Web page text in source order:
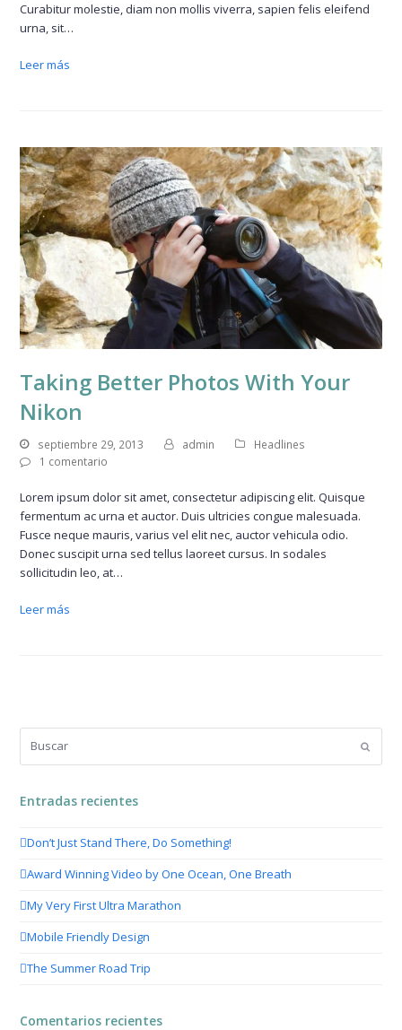
Curabitur molestie, diam non mollis viverra, sapien felis eleifend
urna, sit…
Leer más
Taking Better Photos With Your
Nikon
septiembre 29, 2013 admin
Headlines
1 comentario
Lorem ipsum dolor sit amet, consectetur adipiscing elit. Quisque
fermentum ac urna et auctor. Duis ultricies congue malesuada.
Fusce neque mauris, varius vel elit nec, auctor vehicula odio.
Donec suscipit urna sed tellus laoreet cursus. In sodales
sollicitudin leo, at…
Leer más
Enviar
Entradas recientes
Don’t Just Stand There, Do Something!
Award Winning Video by One Ocean, One Breath
My Very First Ultra Marathon
Mobile Friendly Design
The Summer Road Trip
Comentarios recientes